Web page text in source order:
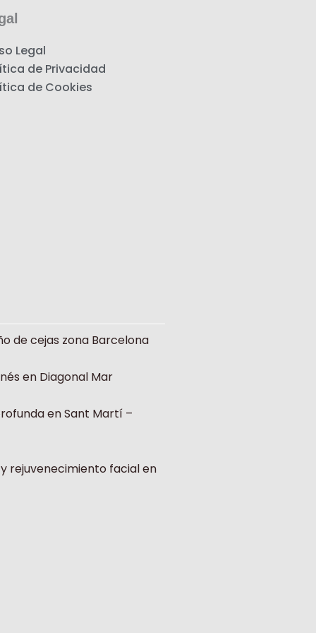
Legal
de Privacidad
de Cookies
de cejas zona Barcelona
en Diagonal Mar
en Sant Martí –
rejuvenecimiento facial en